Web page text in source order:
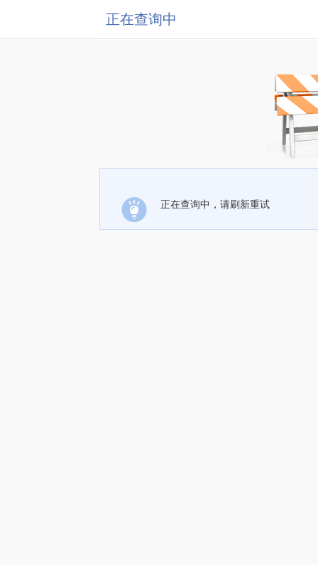
正在查询中
正在查询中，请刷新重试